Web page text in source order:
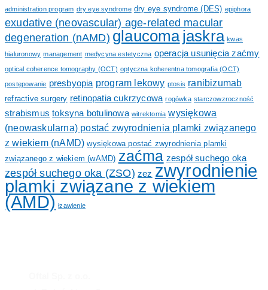
administration program dry eye syndrome dry eye syndrome (DES) epiphora
exudative (neovascular) age-related macular
degeneration (nAMD) glaucomajaskra kwas
hialuronowy management medycyna estetyczna operacja usunięcia zaćmy
optical coherence tomography (OCT) optyczna koherentna tomografia (OCT)
postępowanie presbyopia program lekowy ptosis ranibizumab
refractive surgery retinopatia cukrzycowa rogówka starczowzroczność
strabismus toksyna botulinowa witrektomia wysiękowa
(neowaskularna) postać zwyrodnienia plamki związanego
z wiekiem (nAMD) wysiękowa postać zwyrodnienia plamki
związanego z wiekiem (wAMD) zaćma zespół suchego oka
zespół suchego oka (ZSO) zez zwyrodnienie
plamki związane z wiekiem
(AMD) łzawienie